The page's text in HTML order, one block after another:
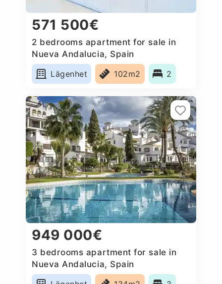
571 500€
2 bedrooms apartment for sale in
Nueva Andalucia, Spain
Lägenhet
102m2 2
949 000€
3 bedrooms apartment for sale in
Nueva Andalucia, Spain